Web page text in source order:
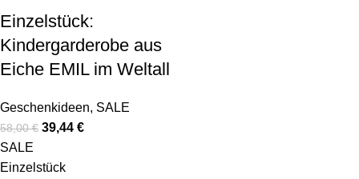
Einzelstück:
Kindergarderobe aus
Eiche EMIL im Weltall
Geschenkideen, SALE
58,00€ 39,44 €
SALE
Einzelstück